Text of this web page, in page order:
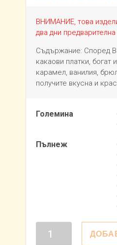
ВНИМАНИЕ, това
два дни предварителна
Съдържание: Според
какаови платки,
карамел, ванилия,
получите вкусна и
Големина
Пълнеж